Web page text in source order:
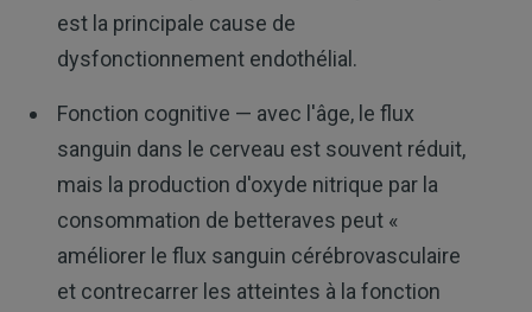
est la principale cause de
dysfonctionnement endothélial.
Fonction cognitive — avec l'âge, le flux
sanguin dans le cerveau est souvent réduit,
mais la production d'oxyde nitrique par la
consommation de betteraves peut «
améliorer le flux sanguin cérébrovasculaire
et contrecarrer les atteintes à la fonction